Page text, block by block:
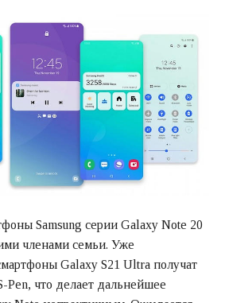
Samsung серии Galaxy Note 20
членами семьи. Уже
Galaxy S21 Ultra получат
Pen, что делает дальнейшее